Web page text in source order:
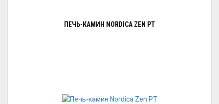
ПЕЧЬ-КАМИН NORDICA ZEN PT